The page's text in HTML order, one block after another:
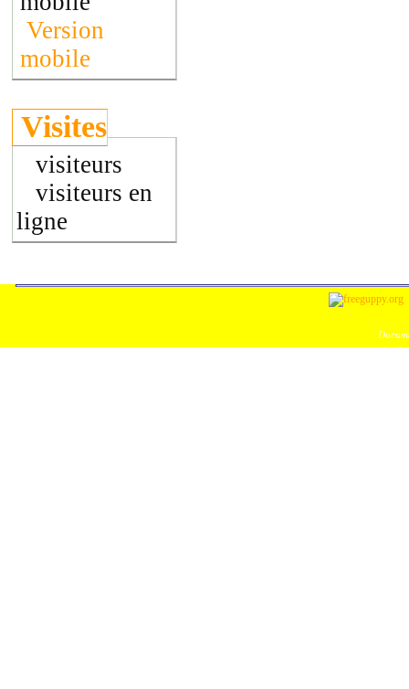
Version
mobile
Visites
visiteurs
visiteurs en
ligne